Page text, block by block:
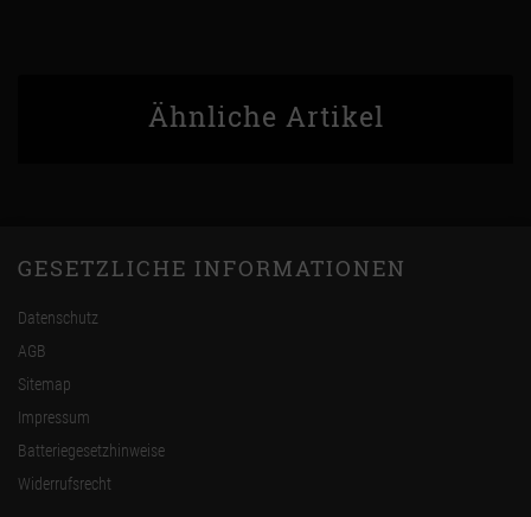
Ähnliche Artikel
GESETZLICHE INFORMATIONEN
Datenschutz
AGB
Sitemap
Impressum
Batteriegesetzhinweise
Widerrufsrecht